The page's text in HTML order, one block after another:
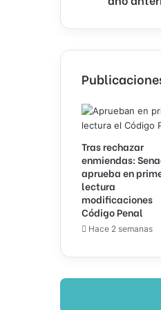
Tras rechazar
enmiendas:
aprueba en
lectura
modificaciones
Código Penal
Hace 2 semanas